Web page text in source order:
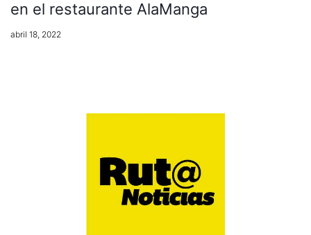
en el restaurante AlaManga
abril 18, 2022